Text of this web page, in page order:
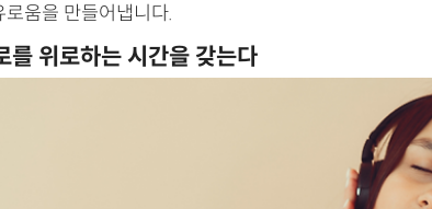
로움을 만들어냅니다.
를 위로하는 시간을 갖는다